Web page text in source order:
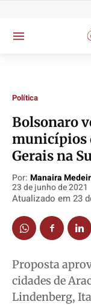
Política
TV Século
Educação
Meio Ambiente
Saúde
Cidades
Política
TV Século
Educação
Meio Ambiente
Saúde
Cidades
Política
TV Século
Educação
Meio Ambiente
Saúde
Cidades
Política
TV Século
Educação
Meio Ambiente
Saúde
Cidades
Política
​Bolsonaro
municípios
Gerais na
Por: Manaira
23 de junho de 2021
Atualizado em 23
Proposta
cidades de
Lindenberg,